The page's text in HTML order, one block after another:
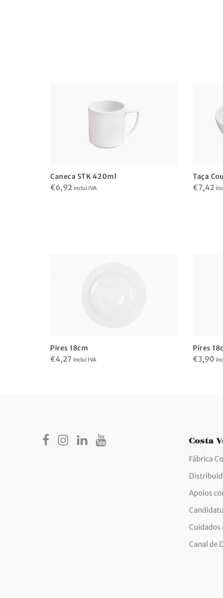
Caneca STK 420ml
€6,92 inclui IVA
Taça
€7,42
Pires 18cm
€4,27 inclui IVA
Pires
€3,90
Costa
Fábrica
Apoios
Cuidados
Canal de